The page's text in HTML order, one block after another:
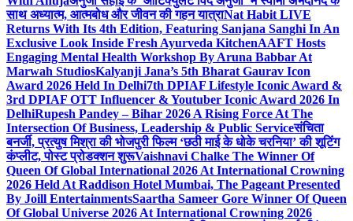
साथ अध्यात्म, आत्मबोध और जीवन की गहन यात्राNat Habit LIVE
Returns With Its 4th Edition, Featuring Sanjana Sanghi In An
Exclusive Look Inside Fresh Ayurveda KitchenAAFT Hosts
Engaging Mental Health Workshop By Aruna Babbar At
Marwah StudiosKalyanji Jana’s 5th Bharat Gaurav Icon
Award 2026 Held In Delhi7th DPIAF Lifestyle Iconic Award &
3rd DPIAF OTT Influencer & Youtuber Iconic Award 2026 In
DelhiRupesh Pandey – Bihar 2026 A Rising Force At The
Intersection Of Business, Leadership & Public Serviceसंचिता
बनर्जी, प्रत्युष मिश्रा की भोजपुरी फिल्म ‘छठी माई के धोके चरनिया’ की शूटिंग
कंप्लीट, पोस्ट प्रोडक्शन शुरूVaishnavi Chalke The Winner Of
Queen Of Global International 2026 At International Crowning
2026 Held At Raddison Hotel Mumbai, The Pageant Presented
By Joill EntertainmentsSaartha Sameer Gore Winner Of Queen
Of Global Universe 2026 At International Crowning 2026